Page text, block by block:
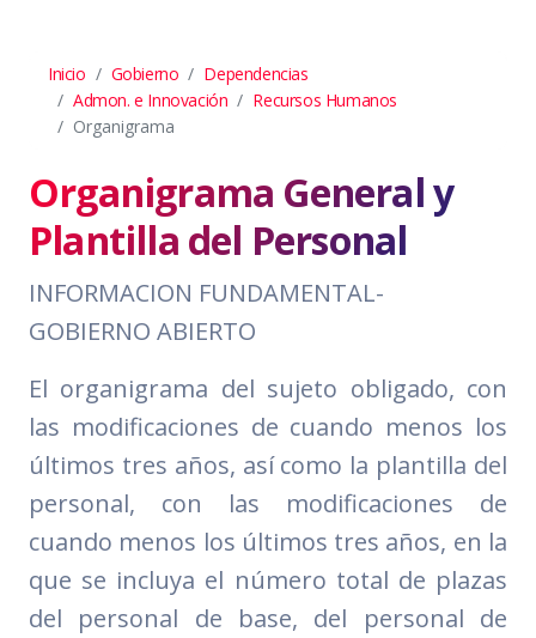
Inicio Gobierno
Dependencias
Admon. e Innovación
Recursos Humanos
Organigrama
Organigrama General y
Plantilla del Personal
INFORMACION FUNDAMENTAL-
GOBIERNO ABIERTO
El organigrama del sujeto obligado, con
las modificaciones de cuando menos los
últimos tres años, así como la plantilla del
personal, con las modificaciones de
cuando menos los últimos tres años, en la
que se incluya el número total de plazas
del personal de base, del personal de